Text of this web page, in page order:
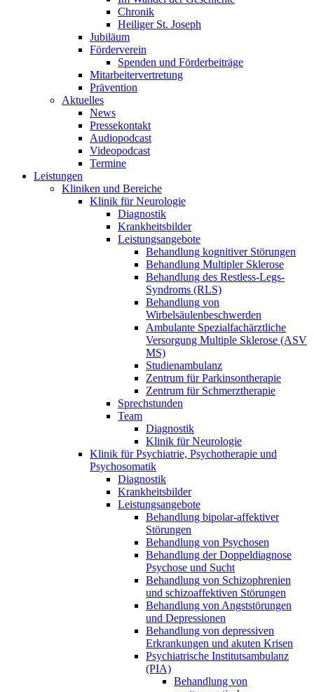
Chronik
Heiliger St. Joseph
Jubiläum
Förderverein
Spenden und Förderbeiträge
Mitarbeitervertretung
Prävention
Aktuelles
News
Pressekontakt
Audiopodcast
Videopodcast
Termine
Leistungen
Kliniken und Bereiche
Klinik für Neurologie
Diagnostik
Krankheitsbilder
Leistungsangebote
Behandlung kognitiver Störungen
Behandlung Multipler Sklerose
Behandlung des Restless-Legs-
Syndroms (RLS)
Behandlung von
Wirbelsäulenbeschwerden
Ambulante Spezialfachärztliche
Versorgung Multiple Sklerose (ASV
MS)
Studienambulanz
Zentrum für Parkinsontherapie
Zentrum für Schmerztherapie
Sprechstunden
Team
Diagnostik
Klinik für Neurologie
Klinik für Psychiatrie, Psychotherapie und
Psychosomatik
Diagnostik
Krankheitsbilder
Leistungsangebote
Behandlung bipolar-affektiver
Störungen
Behandlung von Psychosen
Behandlung der Doppeldiagnose
Psychose und Sucht
Behandlung von Schizophrenien
und schizoaffektiven Störungen
Behandlung von Angststörungen
und Depressionen
Behandlung von depressiven
Erkrankungen und akuten Krisen
Psychiatrische Institutsambulanz
(PIA)
Behandlung von